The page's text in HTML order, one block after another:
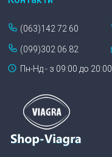
(063)142 72 60
(099)302 06 82
Пн-Нд - з 09:00 до 20:00